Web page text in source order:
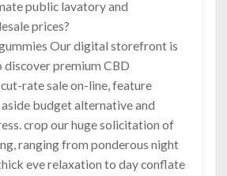
public lavatory and
prices?
Our digital storefront is
discover premium CBD
rate sale on-line, feature
budget alternative and
crop our huge solicitation of
ranging from ponderous night
eve relaxation to day conflate